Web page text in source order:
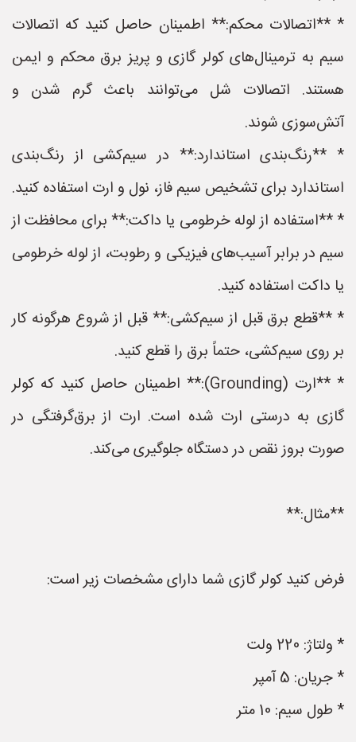
* **اتصالات محکم:** اطمینان حاصل کنید که اتصالات
سیم به ترمینال‌های کولر گازی و پریز برق محکم و ایمن
هستند. اتصالات شل می‌توانند باعث گرم شدن و
آتش‌سوزی شوند.
* **رنگ‌بندی استاندارد:** در سیم‌کشی از رنگ‌بندی
استاندارد برای تشخیص سیم فاز، نول و ارت استفاده کنید.
* **استفاده از لوله خرطومی یا داکت:** برای محافظت از
سیم در برابر آسیب‌های فیزیکی و رطوبت، از لوله خرطومی
یا داکت استفاده کنید.
* **قطع برق قبل از سیم‌کشی:** قبل از شروع هرگونه کار
بر روی سیم‌کشی، حتماً برق را قطع کنید.
* **ارت (Grounding):** اطمینان حاصل کنید که کولر
گازی به درستی ارت شده است. ارت از برق‌گرفتگی در
صورت بروز نقص در دستگاه جلوگیری می‌کند.
**مثال:**
فرض کنید کولر گازی شما دارای مشخصات زیر است:
* ولتاژ: 220 ولت
* جریان: 5 آمپر
* طول سیم: 10 متر